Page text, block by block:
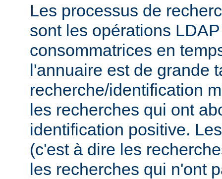
Les processus de
sont les opérations
consommatrices en
l'annuaire est de grande
recherche/identification
les recherches qui ont
identification positive.
(c'est à dire les
les recherches qui n'ont